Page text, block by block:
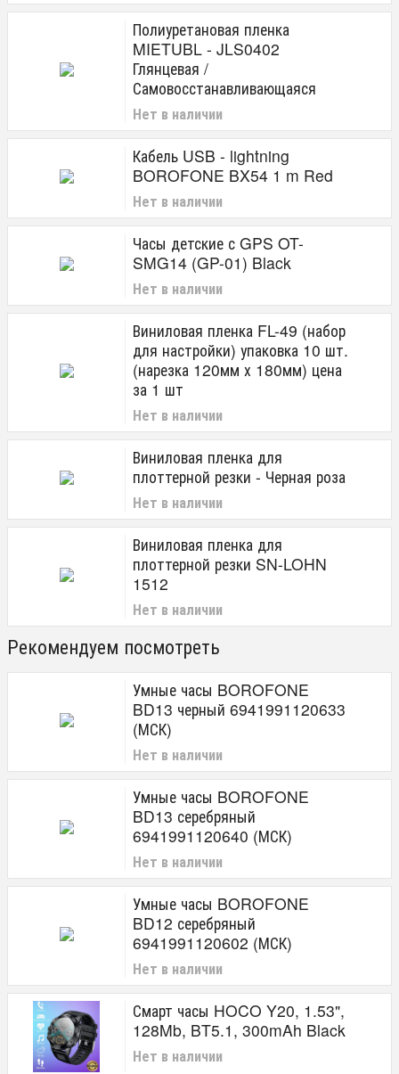
Полиуретановая пленка
MIETUBL - JLS0402
Глянцевая /
Самовосстанавливающаяся
Нет в наличии
Кабель USB - lightning
BOROFONE BX54 1 m Red
Нет в наличии
Часы детские с GPS OT-
SMG14 (GP-01) Black
Нет в наличии
Виниловая пленка FL-49 (набор
для настройки) упаковка 10 шт.
(нарезка 120мм х 180мм) цена
за 1 шт
Нет в наличии
Виниловая пленка для
плоттерной резки - Черная роза
Нет в наличии
Виниловая пленка для
плоттерной резки SN-LOHN
1512
Нет в наличии
Рекомендуем посмотреть
Умные часы BOROFONE
BD13 черный 6941991120633
(МСК)
Нет в наличии
Умные часы BOROFONE
BD13 серебряный
6941991120640 (МСК)
Нет в наличии
Умные часы BOROFONE
BD12 серебряный
6941991120602 (МСК)
Нет в наличии
Смарт часы HOCO Y20, 1.53",
128Mb, BT5.1, 300mAh Black
Нет в наличии